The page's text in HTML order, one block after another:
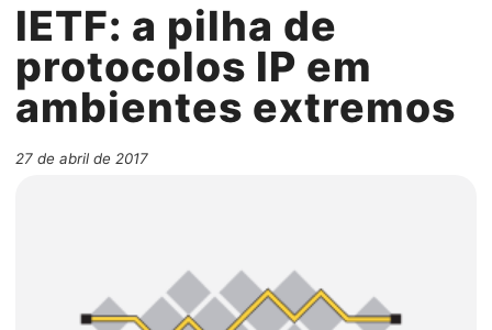
IETF: a pilha de
protocolos IP em
ambientes extremos
27 de abril de 2017